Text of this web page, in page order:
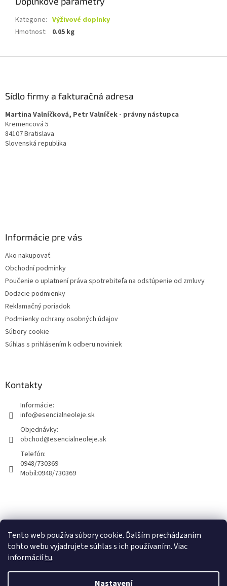
Tento web používa súbory cookie. Ďalším prechádzaním
tohto webu vyjadrujete súhlas s ich používaním. Viac
informáciítu.
Nastavení
Kategorie: Výživové doplnky
Hmotnost: 0.05 kg
Sídlo firmy a fakturačná adresa
Martina Valníčková, Petr Valníček - právny nástupca
Kremencová 5
84107 Bratislava
Slovenská republika
Informácie pre vás
Ako nakupovať
Obchodní podmínky
Poučenie o uplatnení práva spotrebiteľa na odstúpenie od zmluvy
Dodacie podmienky
Reklamačný poriadok
Podmienky ochrany osobných údajov
Súbory cookie
Súhlas s prihlásením k odberu noviniek
Kontakty
Informácie:
info@esencialneoleje.sk
Objednávky:
obchod@esencialneoleje.sk
Telefón:
0948/730369
Mobil:0948/730369